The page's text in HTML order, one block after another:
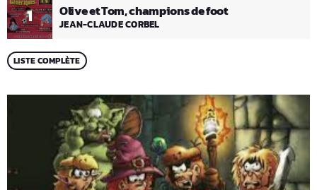
1 Olive et Tom, champions de foot
JEAN-CLAUDE CORBEL
LISTE COMPLÈTE